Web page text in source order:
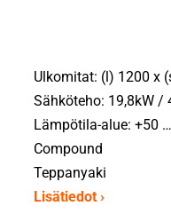
Ulkomitat: (l) 1200 x
Sähköteho: 19,8kW /
Lämpötila-alue: +50
Compound
Teppanyaki
Lisätiedot ›